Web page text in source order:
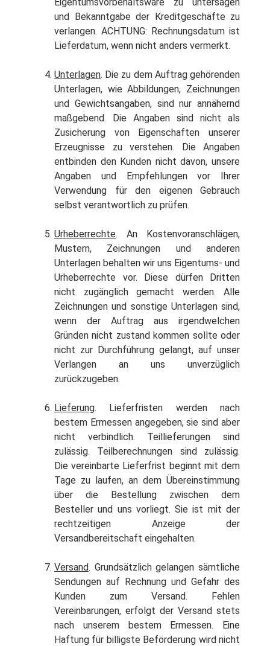
und Bekanntgabe der Kreditgeschäfte zu
verlangen. ACHTUNG: Rechnungsdatum ist
Lieferdatum, wenn nicht anders vermerkt.
Unterlagen. Die zu dem Auftrag gehörenden
Unterlagen, wie Abbildungen, Zeichnungen
und Gewichtsangaben, sind nur annähernd
maßgebend. Die Angaben sind nicht als
Zusicherung von Eigenschaften unserer
Erzeugnisse zu verstehen. Die Angaben
entbinden den Kunden nicht davon, unsere
Angaben und Empfehlungen vor Ihrer
Verwendung für den eigenen Gebrauch
selbst verantwortlich zu prüfen.
Urheberrechte. An Kostenvoranschlägen,
Mustern, Zeichnungen und anderen
Unterlagen behalten wir uns Eigentums- und
Urheberrechte vor. Diese dürfen Dritten
nicht zugänglich gemacht werden. Alle
Zeichnungen und sonstige Unterlagen sind,
wenn der Auftrag aus irgendwelchen
Gründen nicht zustand kommen sollte oder
nicht zur Durchführung gelangt, auf unser
Verlangen an uns unverzüglich
zurückzugeben.
Lieferung. Lieferfristen werden nach
bestem Ermessen angegeben, sie sind aber
nicht verbindlich. Teillieferungen sind
zulässig. Teilberechnungen sind zulässig.
Die vereinbarte Lieferfrist beginnt mit dem
Tage zu laufen, an dem Übereinstimmung
über die Bestellung zwischen dem
Besteller und uns vorliegt. Sie ist mit der
rechtzeitigen Anzeige der
Versandbereitschaft eingehalten.
Versand. Grundsätzlich gelangen sämtliche
Sendungen auf Rechnung und Gefahr des
Kunden zum Versand. Fehlen
Vereinbarungen, erfolgt der Versand stets
nach unserem bestem Ermessen. Eine
Haftung für billigste Beförderung wird nicht